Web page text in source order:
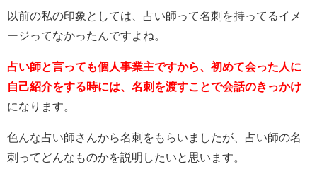
以前の私の印象としては、占い師って名刺を持ってるイメ
ージってなかったんですよね。
占い師と言っても個人事業主ですから、初めて会った人に
自己紹介をする時には、名刺を渡すことで会話のきっかけ
になります。
色んな占い師さんから名刺をもらいましたが、占い師の名
刺ってどんなものかを説明したいと思います。